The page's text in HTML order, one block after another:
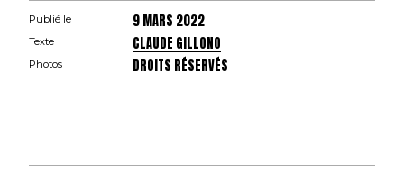
Publié le 9 MARS 2022
Texte CLAUDE GILLONO
Photos DROITS RÉSERVÉS